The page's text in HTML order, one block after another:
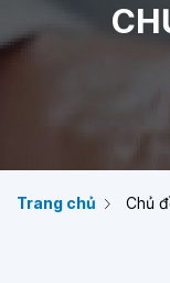
Trang chủ Chủ